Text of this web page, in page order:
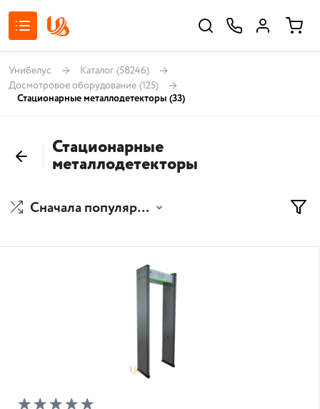
Унибелус Каталог (58246)
Досмотровое оборудование (125)
Стационарные металлодетекторы (33)
Стационарные
металлодетекторы
Сначала популярные